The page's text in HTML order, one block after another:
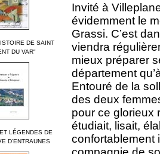
DE SAINT
DU VAR"
LÉGENDES DE
D'ENTRAUNES
Invité à
évidemment le
Grassi. C’est
viendra
mieux préparer
département
Entouré de la
des deux
pour ce glorieux
étudiait, lisait,
confortablement